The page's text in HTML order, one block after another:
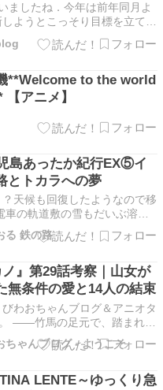
ましたね．今年は前年同月よ
ようとこっそり目標を立てて
に4月5月で失敗・・せめて年
回れるよう，これから頑張り
側を眺めた図です．写ってい
**Welcome to the world
アニメ】
島あったか紀行EX⑤イ
とトカラへの夢
天候も回復したようなので移
車の軌道敷の雪もだいぶ溶け
やってきたのは桜島桟橋通。
うへ向かいます。 桜島フェ
前の水路に人が集まっていま
る 鉄の路
』第29話考察｜山女が
無条件の愛と14人の結束
わおちゃんブログ＆アニオタ
――竹馬の足元で、踏まれず
ていました。 『100カノ』第
女・優敷山女（やさしき や
価値を感じていた少女が、初
ちゃんブログ - ようこそ
LENTE～ゆっくり急